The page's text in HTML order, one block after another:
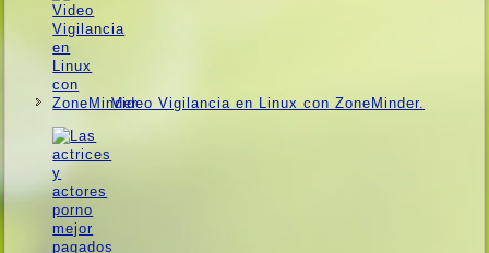
Video Vigilancia en Linux con ZoneMinder.